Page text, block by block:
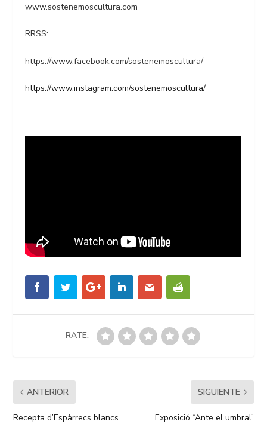
www.sostenemoscultura.com
RRSS:
https://www.facebook.com/sostenemoscultura/
https://www.instagram.com/sostenemoscultura/
RATE:
ANTERIOR
Recepta d’Espàrrecs blancs
SIGUIENTE
Exposició “Ante el umbral”